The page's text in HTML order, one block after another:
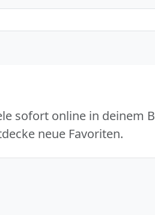
sofort online in deinem
neue Favoriten.